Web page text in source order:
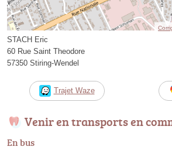
STACH Eric
60 Rue Saint Theodore
57350 Stiring-Wendel
Trajet Waze
Venir en transports en
En bus